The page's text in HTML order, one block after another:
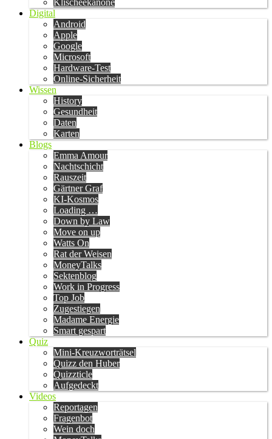
Klischeekanone
Digital
Android
Apple
Google
Microsoft
Hardware-Test
Online-Sicherheit
Wissen
History
Gesundheit
Daten
Karten
Blogs
Emma Amour
Nachtschicht
Rauszeit
Gärtner Graf
KI-Kosmos
Loading …
Down by Law
Move on up
Watts On
Rat der Weisen
MoneyTalks
Sektenblog
Work in Progress
Top Job
Zugestiegen
Madame Energie
Smart gespart
Quiz
Mini-Kreuzworträtsel
Quizz den Huber
Quizzticle
Aufgedeckt
Videos
Reportagen
Fragenbot
Wein doch